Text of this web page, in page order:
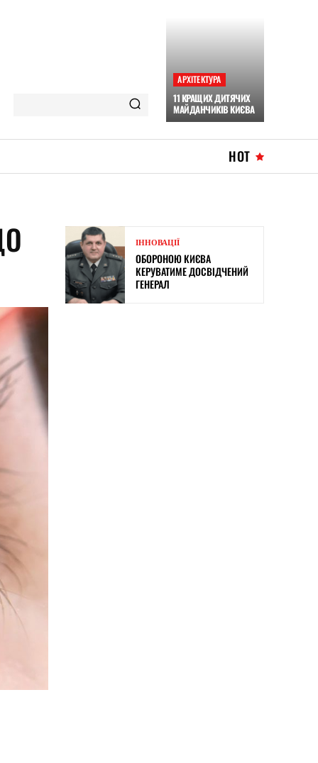
АРХІТЕКТУРА
11 КРАЩИХ ДИТЯЧИХ
МАЙДАНЧИКІВ КИЄВА
HOT
ІННОВАЦІЇ
ОБОРОНОЮ КИЄВА
КЕРУВАТИМЕ ДОСВІДЧЕНИЙ
ГЕНЕРАЛ